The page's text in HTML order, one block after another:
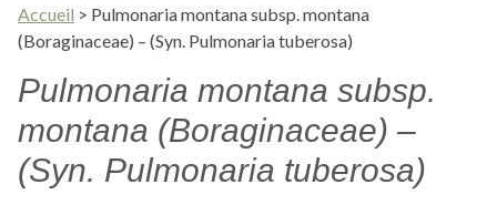
Accueil > Pulmonaria montana subsp. montana
(Boraginaceae) – (Syn. Pulmonaria tuberosa)
Pulmonaria montana subsp.
montana (Boraginaceae) –
(Syn. Pulmonaria tuberosa)